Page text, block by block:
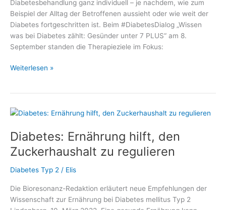
Diabetesbehandlung ganz individuell – je nachdem, wie zum
Beispiel der Alltag der Betroffenen aussieht oder wie weit der
Diabetes fortgeschritten ist. Beim #DiabetesDialog „Wissen
was bei Diabetes zählt: Gesünder unter 7 PLUS“ am 8.
September standen die Therapieziele im Fokus:
„Wissen
zählt:
unter
7
PLUS“
gibt
auf
viele
Weiterlesen »
Diabetes: Ernährung hilft, den
Zuckerhaushalt zu regulieren
Diabetes Typ 2 / Elis
Die Bioresonanz-Redaktion erläutert neue Empfehlungen der
Wissenschaft zur Ernährung bei Diabetes mellitus Typ 2